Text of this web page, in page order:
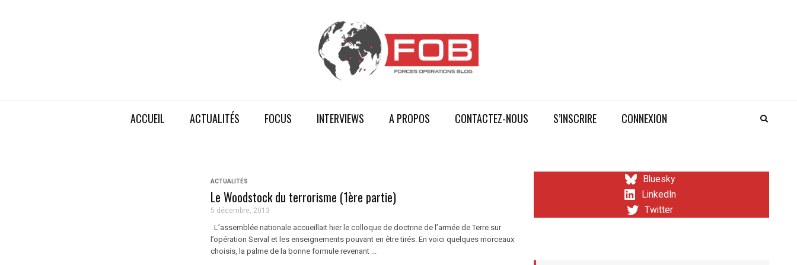
ACCUEIL ACTUALITÉS FOCUS INTERVIEWS A PROPOS CONTACTEZ-NOUS S’INSCRIRE CONNEXION
ACTUALITÉS
Le Woodstock du terrorisme (1ère partie)
5 décembre, 2013
L’assemblée nationale accueillait hier le colloque de doctrine de l’armée de Terre sur
l’opération Serval et les enseignements pouvant en être tirés. En voici quelques morceaux
choisis, la palme de la bonne formule revenant ...
Bluesky
LinkedIn
Twitter